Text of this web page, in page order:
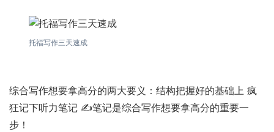
托福写作三天速成
综合写作想要拿高分的两大要义：结构把握好的基础上 疯
狂记下听力笔记 ✍️笔记是综合写作想要拿高分的重要一
步！